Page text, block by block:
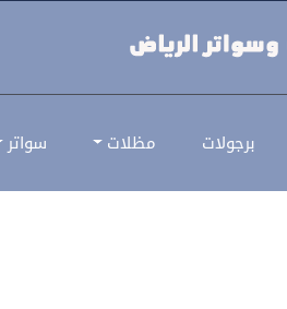
برجولات مظلات سواتر
القصور | قرميد بلاستيك